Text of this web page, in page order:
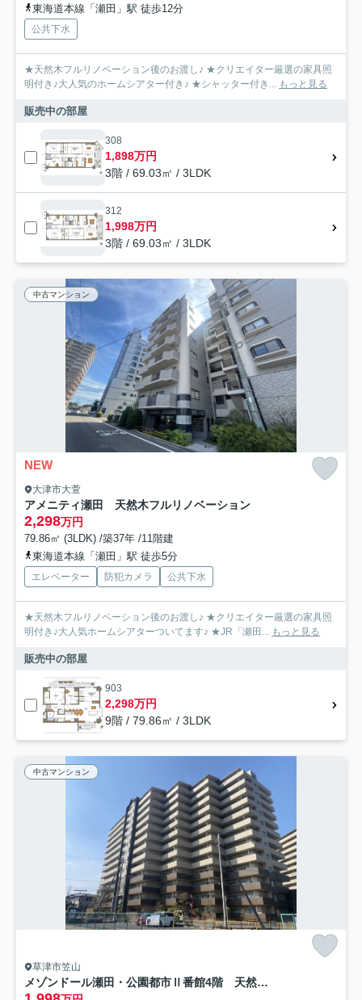
東海道本線「瀬田」駅 徒歩12分
公共下水
★天然木フルリノベーション後のお渡し♪ ★クリエイター厳選の家具照
明付き♪大人気のホームシアター付き♪ ★シャッター付き... もっと見る
販売中の部屋
308
1,898万円
3階 / 69.03㎡ / 3LDK
312
1,998万円
3階 / 69.03㎡ / 3LDK
中古マンション
NEW
大津市大萱
アメニティ瀬田 天然木フルリノベーション
2,298万円
79.86㎡ (3LDK) /築37年 /11階建
東海道本線「瀬田」駅 徒歩5分
エレベーター 防犯カメラ 公共下水
★天然木フルリノベーション後のお渡し♪ ★クリエイター厳選の家具照
明付き♪大人気ホームシアターついてます♪ ★JR「瀬田... もっと見る
販売中の部屋
903
2,298万円
9階 / 79.86㎡ / 3LDK
中古マンション
草津市笠山
メゾンドール瀬田・公園都市Ⅱ番館4階 天然木フルリノベーション